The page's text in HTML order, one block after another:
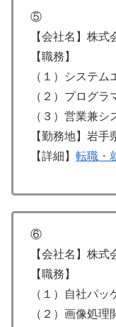
⑤
【会社名】株
【職務】
（１）システム
（２）プログラ
（３）営業兼
【勤務地】岩
【詳細】 転職・
⑥
【会社名】株
【職務】
（１）自社パ
（２）画像処